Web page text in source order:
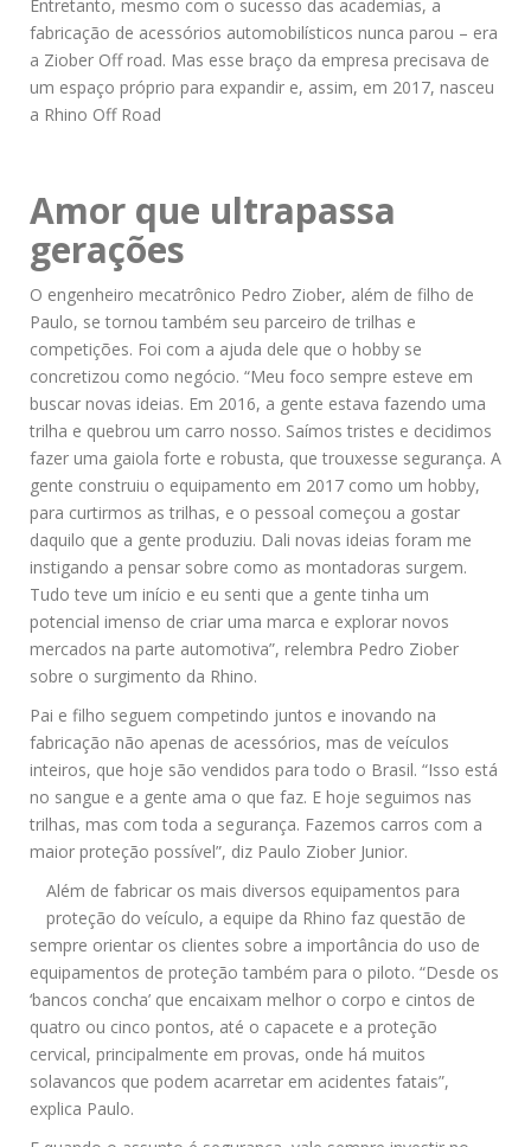
Entretanto, mesmo com o sucesso das academias, a
fabricação de acessórios automobilísticos nunca parou – era
a Ziober Off road. Mas esse braço da empresa precisava de
um espaço próprio para expandir e, assim, em 2017, nasceu
a Rhino Off Road
Amor que ultrapassa
gerações
O engenheiro mecatrônico Pedro Ziober, além de filho de
Paulo, se tornou também seu parceiro de trilhas e
competições. Foi com a ajuda dele que o hobby se
concretizou como negócio. “Meu foco sempre esteve em
buscar novas ideias. Em 2016, a gente estava fazendo uma
trilha e quebrou um carro nosso. Saímos tristes e decidimos
fazer uma gaiola forte e robusta, que trouxesse segurança. A
gente construiu o equipamento em 2017 como um hobby,
para curtirmos as trilhas, e o pessoal começou a gostar
daquilo que a gente produziu. Dali novas ideias foram me
instigando a pensar sobre como as montadoras surgem.
Tudo teve um início e eu senti que a gente tinha um
potencial imenso de criar uma marca e explorar novos
mercados na parte automotiva”, relembra Pedro Ziober
sobre o surgimento da Rhino.
Pai e filho seguem competindo juntos e inovando na
fabricação não apenas de acessórios, mas de veículos
inteiros, que hoje são vendidos para todo o Brasil. “Isso está
no sangue e a gente ama o que faz. E hoje seguimos nas
trilhas, mas com toda a segurança. Fazemos carros com a
maior proteção possível”, diz Paulo Ziober Junior.
Além de fabricar os mais diversos equipamentos para
proteção do veículo, a equipe da Rhino faz questão de
sempre orientar os clientes sobre a importância do uso de
equipamentos de proteção também para o piloto. “Desde os
‘bancos concha’ que encaixam melhor o corpo e cintos de
quatro ou cinco pontos, até o capacete e a proteção
cervical, principalmente em provas, onde há muitos
solavancos que podem acarretar em acidentes fatais”,
explica Paulo.